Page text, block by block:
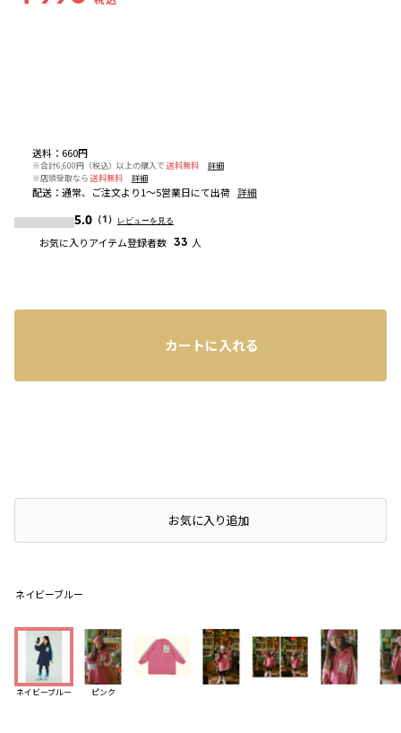
ネイビーブルー
ネイビーブルー ピンク
送料 ： 660円
※合計6,600円（税込）以上の購入で 送料無料
詳細
※店頭受取なら 送料無料 詳細
配送 ： 通常、ご注文より1～5営業日にて出荷 詳細
5.0 （1） レビューを見る
お気に入りアイテム登録者数 33 人
カートに入れる
店頭在庫を確認するお気に入り追加